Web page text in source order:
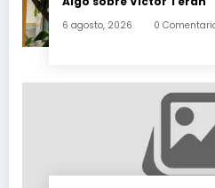
6 agosto, 2026 0